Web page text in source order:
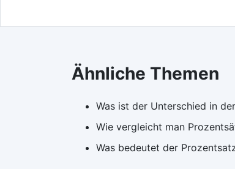
Ähnliche Themen
Was ist der Unterschied in
Wie vergleicht man
Was bedeutet der